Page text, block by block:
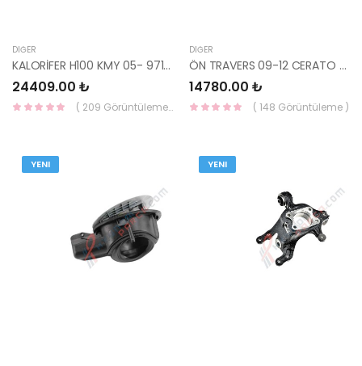
DIĞER
KALORİFER H100 KMY 05- 97100-4F000-HMC
24409.00 ₺
( 209 Görüntüleme )
DIĞER
ÖN TRAVERS 09-12 CERATO 62405-1M000-YS
14780.00 ₺
( 148 Görüntüleme )
YENI YENI